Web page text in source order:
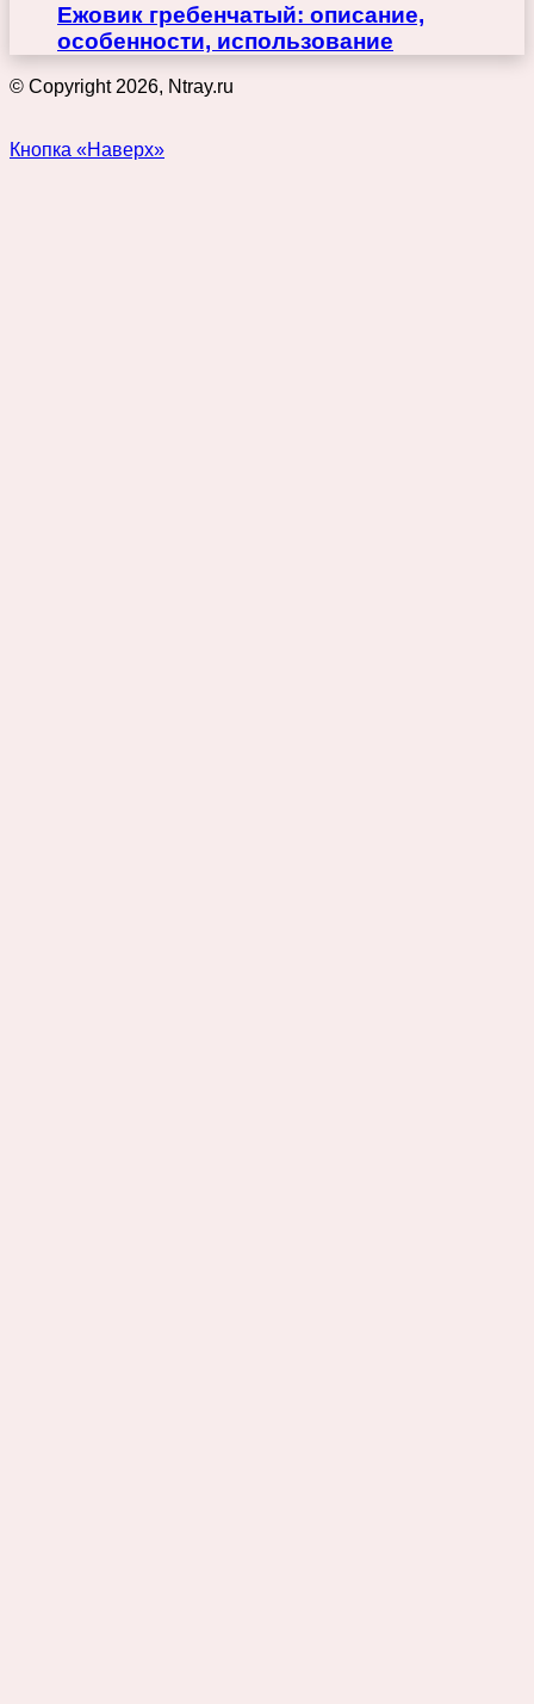
Ежовик гребенчатый: описание,
особенности, использование
© Copyright 2026, Ntray.ru
Кнопка «Наверх»